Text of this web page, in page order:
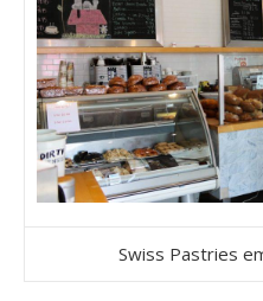
Swiss Pastries